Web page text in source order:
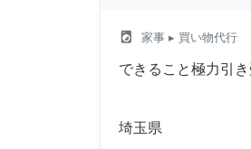
local_laundry_service 家事 ▸ 買い物代行
できること極力引き
埼玉県